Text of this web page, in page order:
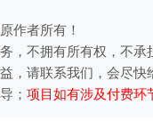
作者所有！
，不拥有所有权，不承
，请联系我们，会尽快
； 项目如有涉及付费环